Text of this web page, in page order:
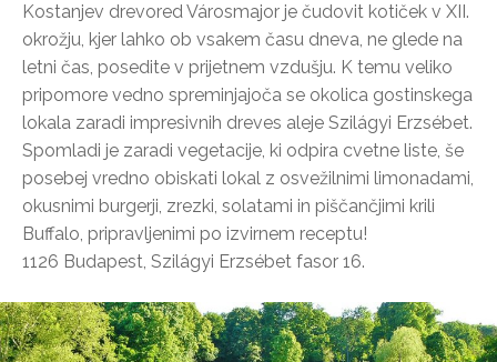
Kostanjev drevored Városmajor je čudovit kotiček v XII.
okrožju, kjer lahko ob vsakem času dneva, ne glede na
letni čas, posedite v prijetnem vzdušju. K temu veliko
pripomore vedno spreminjajoča se okolica gostinskega
lokala zaradi impresivnih dreves aleje Szilágyi Erzsébet.
Spomladi je zaradi vegetacije, ki odpira cvetne liste, še
posebej vredno obiskati lokal z osvežilnimi limonadami,
okusnimi burgerji, zrezki, solatami in piščančjimi krili
Buffalo, pripravljenimi po izvirnem receptu!
1126 Budapest, Szilágyi Erzsébet fasor 16.